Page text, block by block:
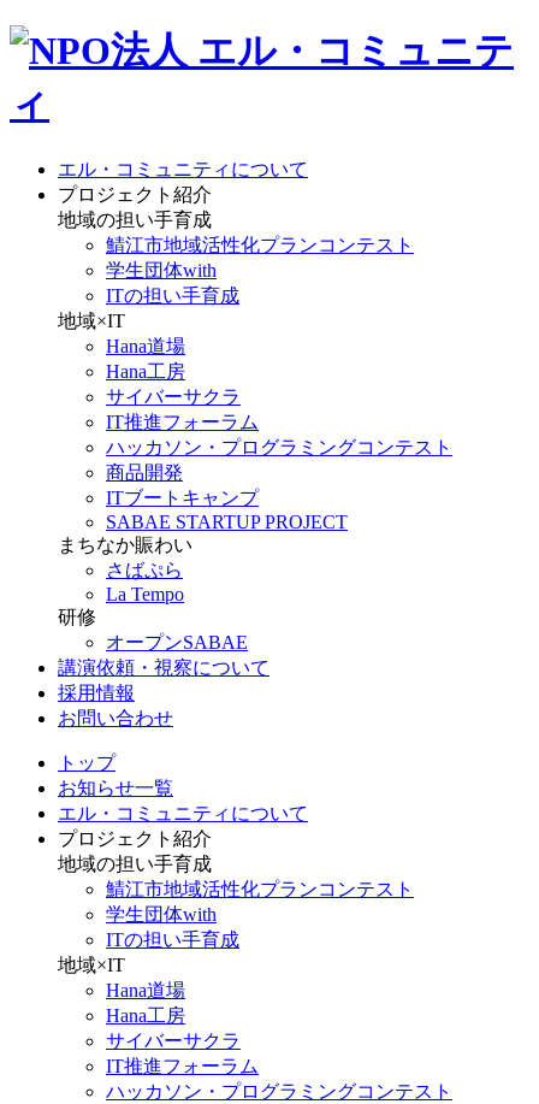
エル・コミュニティについて
プロジェクト紹介
地域の担い手育成
鯖江市地域活性化プランコンテスト
学生団体with
ITの担い手育成
地域×IT
Hana道場
Hana工房
サイバーサクラ
IT推進フォーラム
ハッカソン・プログラミングコンテスト
商品開発
ITブートキャンプ
SABAE STARTUP PROJECT
まちなか賑わい
さばぷら
La Tempo
研修
オープンSABAE
講演依頼・視察について
採用情報
お問い合わせ
トップ
お知らせ一覧
エル・コミュニティについて
プロジェクト紹介
地域の担い手育成
鯖江市地域活性化プランコンテスト
学生団体with
ITの担い手育成
地域×IT
Hana道場
Hana工房
サイバーサクラ
IT推進フォーラム
ハッカソン・プログラミングコンテスト